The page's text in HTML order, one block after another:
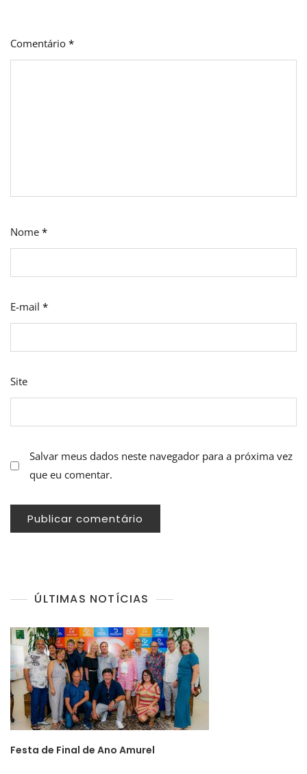
Comentário *
Nome *
E-mail *
Site
Salvar meus dados neste navegador para a próxima vez
que eu comentar.
ÚLTIMAS NOTÍCIAS
Festa de Final de Ano Amurel